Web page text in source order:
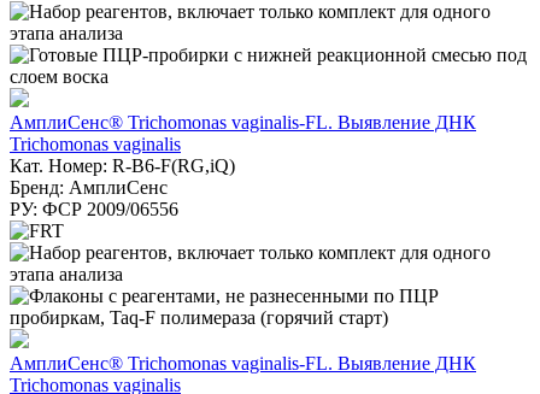
АмплиСенс® Trichomonas vaginalis-FL. Выявление ДНК
Trichomonas vaginalis
Кат. Номер: R-B6-F(RG,iQ)
Бренд: АмплиСенс
РУ: ФСР 2009/06556
АмплиСенс® Trichomonas vaginalis-FL. Выявление ДНК
Trichomonas vaginalis